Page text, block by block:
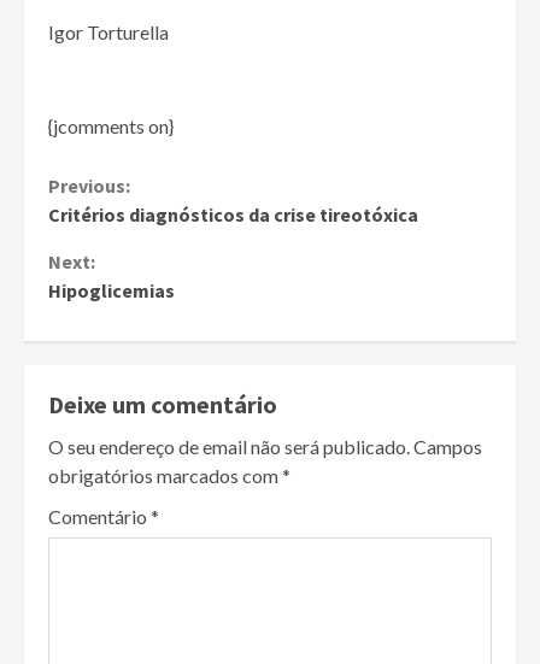
Igor Torturella
{jcomments on}
Continue
Reading
Previous:
Critérios diagnósticos da crise tireotóxica
Next:
Hipoglicemias
Deixe um comentário
O seu endereço de email não será publicado.Campos
obrigatórios marcados com*
Comentário *